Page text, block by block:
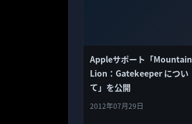
Appleサポート「Mountain
Lion：Gatekeeper につい
て」を公開
2012年07月29日